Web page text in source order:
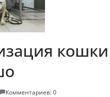
Комментариев: 0